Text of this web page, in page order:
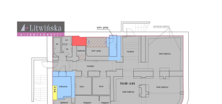
Oferta
Mieszkania